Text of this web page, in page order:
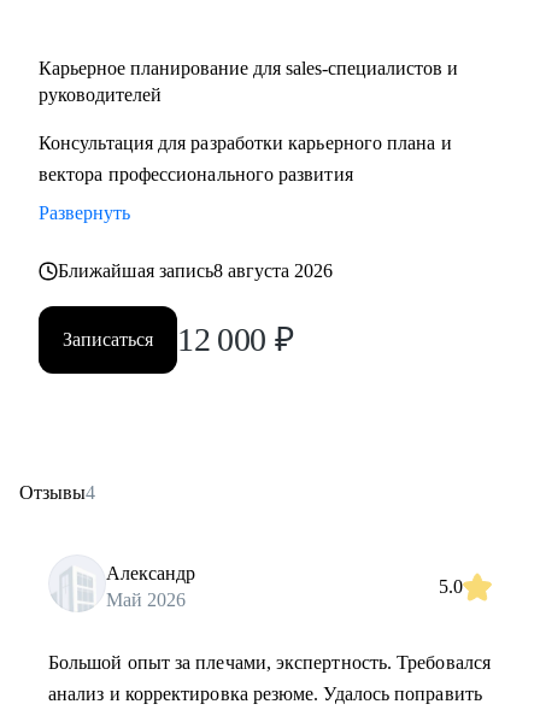
Карьерное планирование для sales-специалистов и
руководителей
Консультация для разработки карьерного плана и
вектора профессионального развития
Развернуть
Ближайшая запись8 августа 2026
Записаться 12 000 ₽
Отзывы4
Александр
Май 2026
5.0
Большой опыт за плечами, экспертность. Требовался
анализ и корректировка резюме. Удалось поправить